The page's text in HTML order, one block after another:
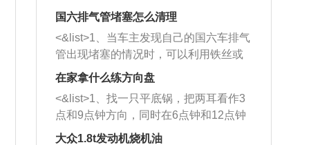
牌，但是中高低端的轮胎都有生产，这
也是为了更好的开拓市场。
国六排气管堵塞怎么清理
<&list>1、当车主发现自己的国六车排气
管出现堵塞的情况时，可以利用铁丝或
者是细棍，直接将杂物给取出来，如果
堵塞情况比较严重，也可以采取应急措
施。 <&list>2、直接利用木棍将所有的
杂物推到排气管里面的位置处，然后将
三元催化器拆解开，就可以将堵塞的东
在家拿什么练方向盘
<&list>1、找一只平底锅，把两耳看作3
点和9点钟方向，同时在6点钟和12点钟
方向做一个标记。 <&list>2、双手握住
大众1.8t发动机烧机油